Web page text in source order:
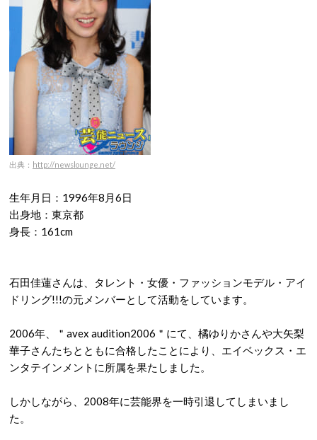
出典： http://newslounge.net/
生年月日：1996年8月6日
出身地：東京都
身長：161cm
石田佳蓮さんは、タレント・女優・ファッションモデル・アイ
ドリング!!!の元メンバーとして活動をしています。
2006年、＂avex audition2006＂にて、橘ゆりかさんや大矢梨
華子さんたちとともに合格したことにより、エイベックス・エ
ンタテインメントに所属を果たしました。
しかしながら、2008年に芸能界を一時引退してしまいまし
た。